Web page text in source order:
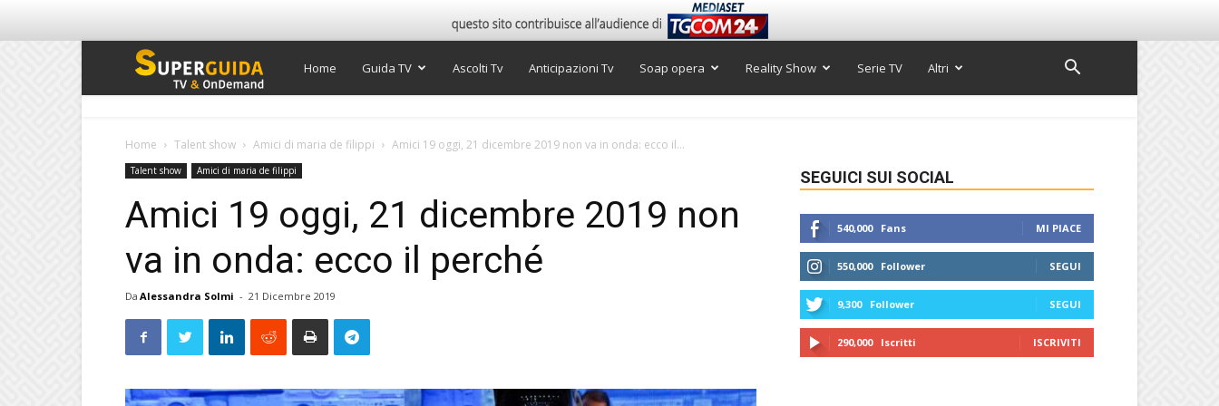
Super
TV
Home Guida TV Ascolti Tv Anticipazioni Tv Soap opera Reality Show Serie TV Altri
Home Talent show Amici di maria de filippi Amici 19 oggi, 21 dicembre 2019 non va in onda: ecco il...
Talent show Amici di maria de filippi
Amici 19 oggi, 21 dicembre 2019 non
va in onda: ecco il perché
Da Alessandra Solmi - 21 Dicembre 2019
SEGUICI SUI SOCIAL
540,000 Fans MI PIACE
550,000 Follower SEGUI
9,300 Follower SEGUI
290,000 Iscritti ISCRIVITI